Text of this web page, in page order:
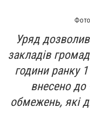
Уряд
закладів
години ранку 1
внесено до
обмежень, які